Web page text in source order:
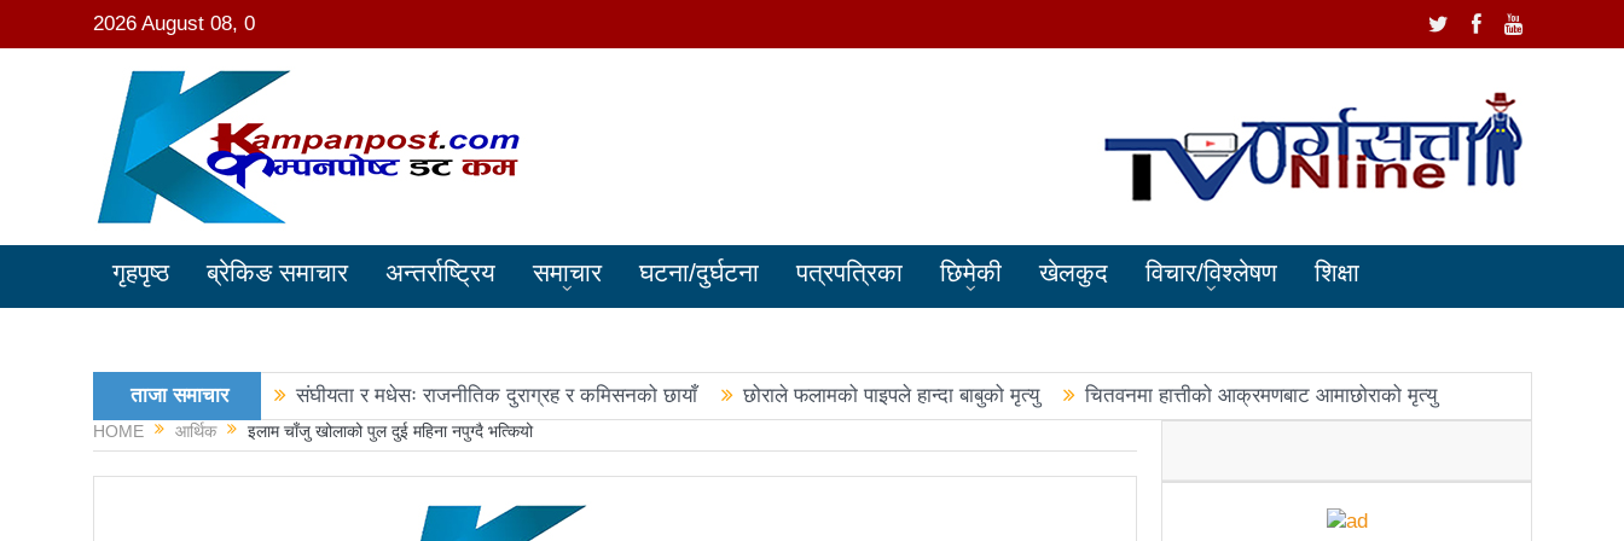
2026 August 08, 0
गृहपृष्ठ ब्रेकिङ समाचार अन्तर्राष्ट्रिय समाचार घटना/दुर्घटना पत्रपत्रिका छिमेकी खेलकुद विचार/विश्लेषण शिक्षा
ताजा समाचार संघीयता र मधेसः राजनीतिक दुराग्रह र कमिसनको छायाँ छोराले फलामको पाइपले हान्दा बाबुको मृत्यु
चितवनमा हात्तीको आक्रमणबाट आमाछोराको मृत्यु
काङ्ग्रेस नेता मिश्रको आरोप : बालेन सरकारले सिमा क्षेत्रका जनतालाई अनावश्यक दु:ख दियो
रञ्जु दर्शना विजयीः अधिकांश स्थानमा रास्वपा अगाडि
HOME आर्थिक इलाम चाँजु खोलाको पुल दुई महिना नपुग्दै भत्कियो